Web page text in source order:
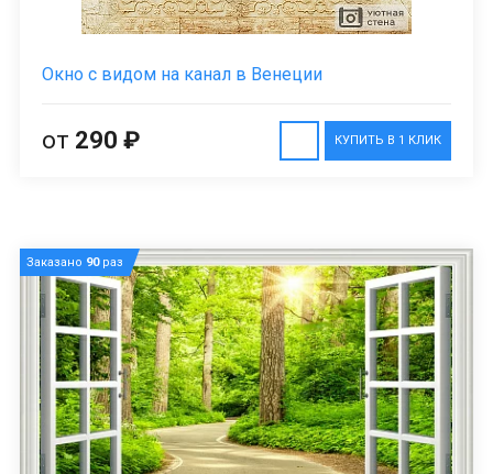
Окно с видом на канал в Венеции
КУПИТЬ В 1 КЛИК
от 290 ₽
Заказано 90раз